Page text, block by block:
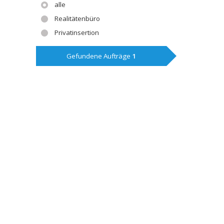
alle
Realitätenbüro
Privatinsertion
Gefundene Aufträge 1